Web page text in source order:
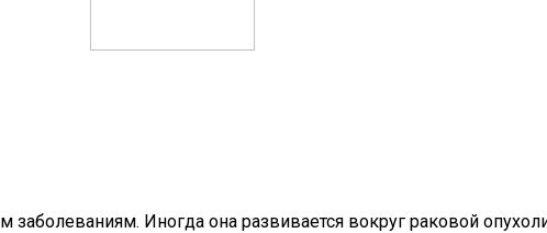
Иногда она развивается вокруг раковой